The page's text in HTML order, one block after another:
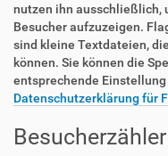
nutzen ihn ausschließlich,
Besucher aufzuzeigen.
sind kleine Textdateien,
können. Sie können die
entsprechende
Datenschutzerklärung für
Besucherzähler